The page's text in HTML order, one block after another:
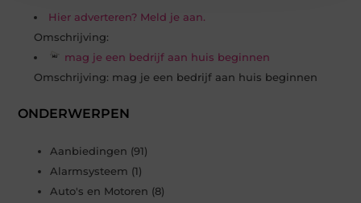
Hier adverteren? Meld je aan.
Omschrijving:
mag je een bedrijf aan huis beginnen
Omschrijving: mag je een bedrijf aan huis beginnen
ONDERWERPEN
Aanbiedingen (91)
Alarmsysteem (1)
Auto's en Motoren (8)